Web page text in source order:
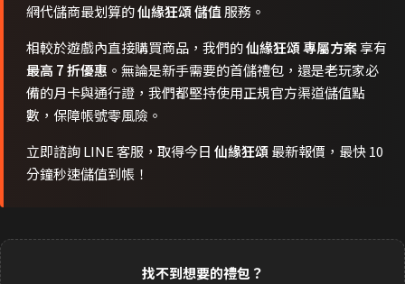
網代儲商最划算的仙緣狂頌 儲值服務。
相較於遊戲內直接購買商品，我們的仙緣狂頌 專屬方案享有
最高 7 折優惠 。無論是新手需要的首儲禮包，還是老玩家必
備的月卡與通行證，我們都堅持使用正規官方渠道儲值點
數，保障帳號零風險。
立即諮詢 LINE 客服，取得今日 仙緣狂頌最新報價，最快 10
分鐘秒速儲值到帳！
找不到想要的禮包？